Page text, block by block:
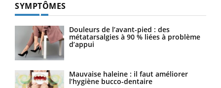
SYMPTÔMES
Douleurs de l’avant-pied : des
métatarsalgies à 90 % liées à problème
d’appui
Mauvaise haleine : il faut améliorer
l’hygiène bucco-dentaire